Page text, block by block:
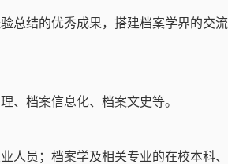
总结的优秀成果，搭建档案学界的交
、档案信息化、档案文史等。
人员；档案学及相关专业的在校本科